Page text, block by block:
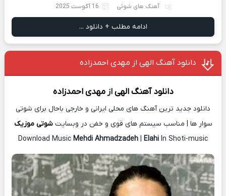
آهنگ های شوتی 16 آگوست 2025
ادامه مطلب + دانلود ...
دانلود آهنگ الهی از مهدی احمدزاده
دانلود آهنگ الهیازمهدی احمدزاده
دانلود جدید ترین آهنگ های محلی ایرانی و خارجی باحال برای شوتی
سوار ها | مناسب سیستم های قوی و خفن در وبسایتشوتی موزیک
Download Music Mehdi Ahmadzadeh | Elahi In Shoti-music